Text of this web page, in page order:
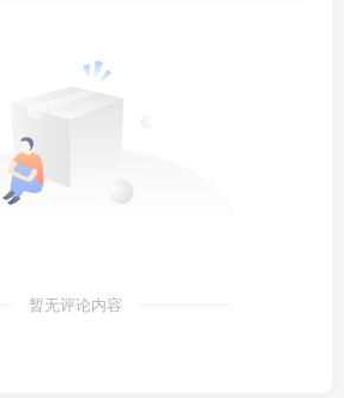
暂无评论内容